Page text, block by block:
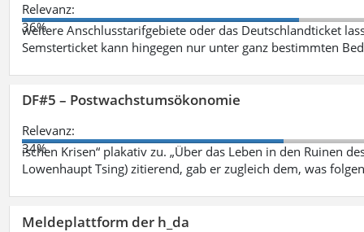
Relevanz:
36%
weitere Anschlusstarifgebiete oder das Deutschlandticket
Semsterticket kann hingegen nur unter ganz bestimmten
DF#5 – Postwachstumsökonomie
Relevanz:
34%
ischen Krisen“ plakativ zu. „Über das Leben in den Ruinen
Lowenhaupt Tsing) zitierend, gab er zugleich dem, was
Meldeplattform der h_da